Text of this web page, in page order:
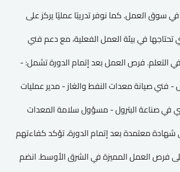
في سوق العمل. كما نوفر تدريبًا عمليًا يركز على
تحتاجها في بيئة العمل الفعلية، مع دعم فني
التعلم. فرص العمل بعد إتمام الدورة تشمل: -
فني صيانة معدات النفط والغاز - مدير عمليات
في صناعة البترول - مسؤول سلامة المعدات
معتمدة بعد إتمام الدورة، تؤكد كفاءتهم
فرص العمل المميزة في الشرق الأوسط. انضم